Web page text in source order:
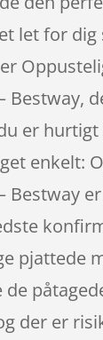
let for dig
Bestway,
er
enkelt:
Bestway
pjattede
der er